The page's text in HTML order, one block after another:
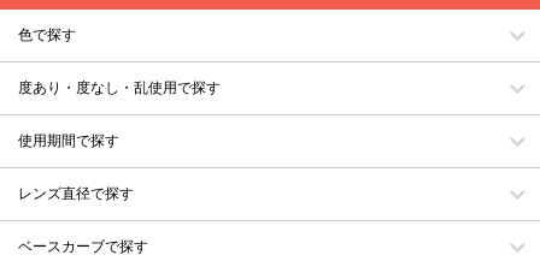
色で探す
度あり・度なし・乱使用で探す
使用期間で探す
レンズ直径で探す
ベースカーブで探す